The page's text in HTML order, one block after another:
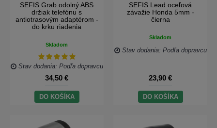
SEFIS Grab odolný ABS
držiak telefónu s
antiotrasovým adaptérom -
do krku riadenia
Skladom
Stav dodania: Podľa dopravcu
34,50 €
DO KOŠÍKA
SEFIS Lead oceľová
závažie Honda 5mm -
čierna
Skladom
Stav dodania: Podľa dopravcu
23,90 €
DO KOŠÍKA